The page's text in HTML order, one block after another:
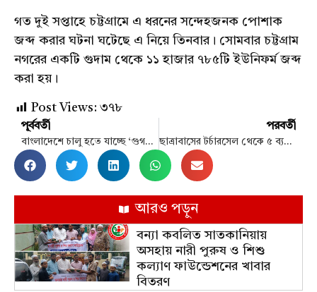
গত দুই সপ্তাহে চট্টগ্রামে এ ধরনের সন্দেহজনক পোশাক
জব্দ করার ঘটনা ঘটেছে এ নিয়ে তিনবার। সোমবার চট্টগ্রাম
নগরের একটি গুদাম থেকে ১১ হাজার ৭৮৫টি ইউনিফর্ম জব্দ
করা হয়।
Post Views: ৩৭৮
পূর্ববর্তী
বাংলাদেশে চালু হতে যাচ্ছে ‘গুগল পে’
পরবর্তী
ছাত্রাবাসের টর্চারসেল থেকে ৫ ব্যবসায়ীকে উদ্ধার করল সেনাবাহিনী
আরও পড়ুন
বন্যা কবলিত সাতকানিয়ায়
অসহায় নারী পুরুষ ও শিশু
কল্যাণ ফাউন্ডেশনের খাবার
বিতরণ